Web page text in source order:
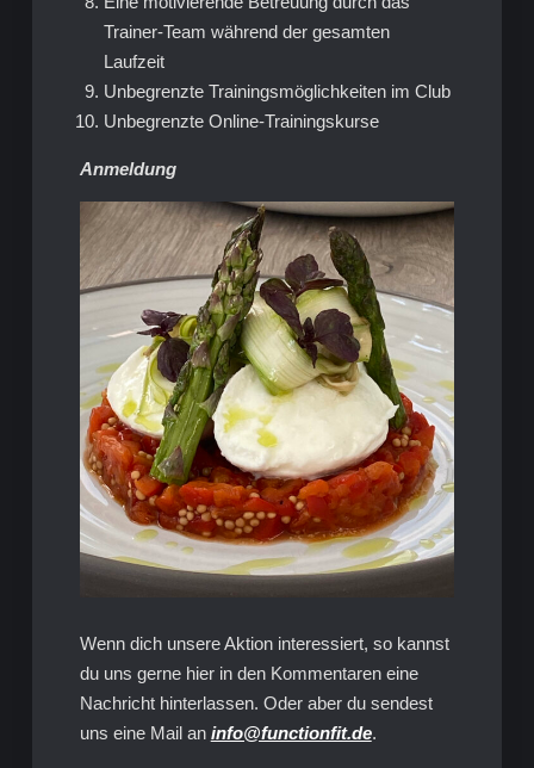
Trainer-Team während der gesamten
Laufzeit
Unbegrenzte Trainingsmöglichkeiten im Club
Unbegrenzte Online-Trainingskurse
Anmeldung
Wenn dich unsere Aktion interessiert, so kannst
du uns gerne hier in den Kommentaren eine
Nachricht hinterlassen. Oder aber du sendest
uns eine Mail an info@functionfit.de.